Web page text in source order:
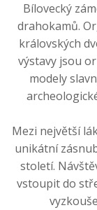
Bílovecký
drahokamů.
královských
výstavy jsou
modely
Mezi největší
unikátní
století.
vstoupit do